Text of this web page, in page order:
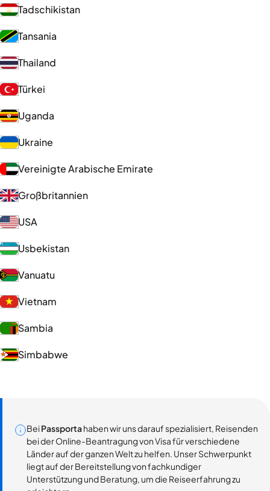
Tadschikistan
Tansania
Thailand
Türkei
Uganda
Ukraine
Vereinigte Arabische Emirate
Großbritannien
USA
Usbekistan
Vanuatu
Vietnam
Sambia
Simbabwe
BeiPassportahaben wir uns darauf spezialisiert, Reisenden
bei der Online-Beantragung von Visa für verschiedene
Länder auf der ganzen Welt zu helfen. Unser Schwerpunkt
liegt auf der Bereitstellung von fachkundiger
Unterstützung und Beratung, um die Reiseerfahrung zu